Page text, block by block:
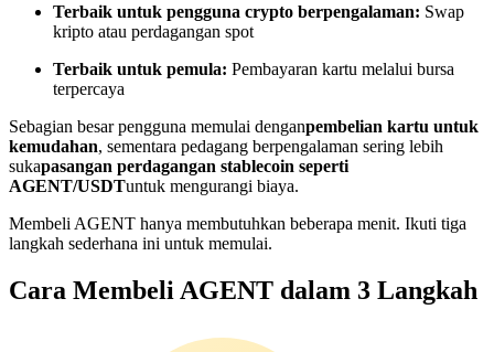
Informasi
Analisis data besar termasuk info perdagangan, dll.
Terbaik untuk pengguna crypto berpengalaman: Swap
kripto atau perdagangan spot
Terbaik untuk pemula: Pembayaran kartu melalui bursa
terpercaya
Sebagian besar pengguna memulai denganpembelian kartu untuk
kemudahan, sementara pedagang berpengalaman sering lebih
sukapasangan perdagangan stablecoin seperti
AGENT/USDTuntuk mengurangi biaya.
Membeli AGENT hanya membutuhkan beberapa menit. Ikuti tiga
langkah sederhana ini untuk memulai.
Cara Membeli AGENT dalam 3 Langkah